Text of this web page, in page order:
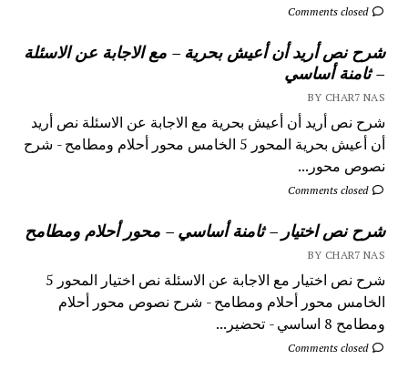
Comments closed
شرح نص أريد أن أعيش بحرية – مع الاجابة عن الاسئلة
– ثامنة أساسي
BY CHAR7 NAS
شرح نص أريد أن أعيش بحرية مع الاجابة عن الاسئلة نص أريد
أن أعيش بحرية المحور 5 الخامس محور أحلام ومطامح - شرح
نصوص محور...
Comments closed
شرح نص اختيار – ثامنة أساسي – محور أحلام ومطامح
BY CHAR7 NAS
شرح نص اختيار مع الاجابة عن الاسئلة نص اختيار المحور 5
الخامس محور أحلام ومطامح - شرح نصوص محور أحلام
ومطامح 8 اساسي - تحضير...
Comments closed